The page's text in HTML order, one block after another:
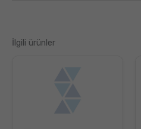
İlgili ürünler